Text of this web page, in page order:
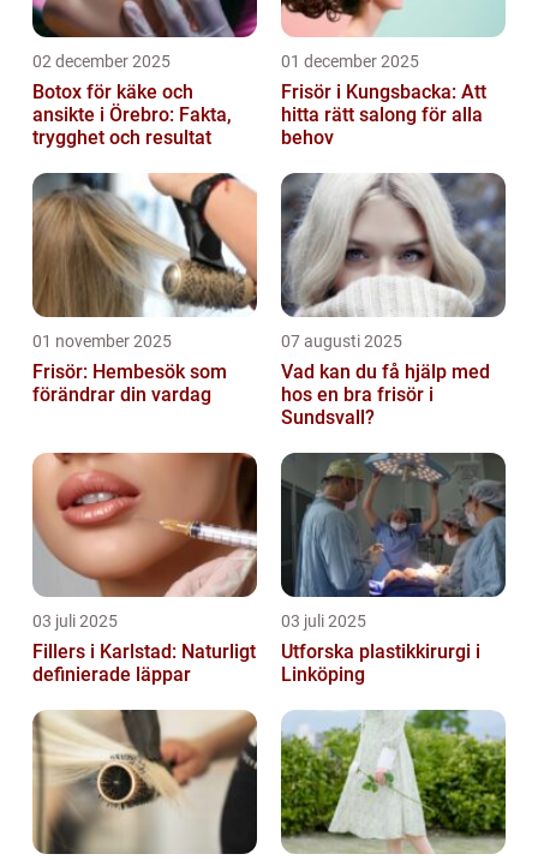
02 december 2025
Botox för käke och
ansikte i Örebro: Fakta,
trygghet och resultat
01 december 2025
Frisör i Kungsbacka: Att
hitta rätt salong för alla
behov
01 november 2025
Frisör: Hembesök som
förändrar din vardag
07 augusti 2025
Vad kan du få hjälp med
hos en bra frisör i
Sundsvall?
03 juli 2025
Fillers i Karlstad: Naturligt
definierade läppar
03 juli 2025
Utforska plastikkirurgi i
Linköping